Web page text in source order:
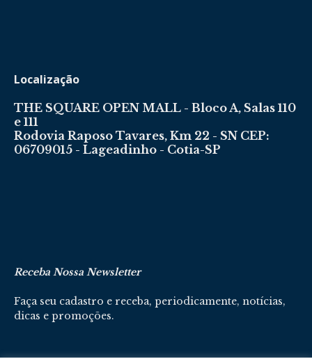
Localização
THE SQUARE OPEN MALL - Bloco A, Salas 110
e 111
Rodovia Raposo Tavares, Km 22 - SN CEP:
06709015 - Lageadinho - Cotia-SP
Receba Nossa Newsletter
Faça seu cadastro e receba, periodicamente, notícias,
dicas e promoções.